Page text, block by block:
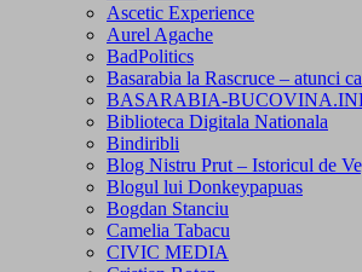
Ascetic Experience
Aurel Agache
BadPolitics
Basarabia la Rascruce – atunci
BASARABIA-
Biblioteca Digitala Nationala
Bindiribli
Blog Nistru Prut – Istoricul de
Blogul lui Donkeypapuas
Bogdan Stanciu
Camelia Tabacu
CIVIC MEDIA